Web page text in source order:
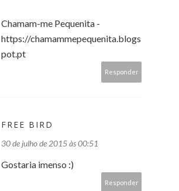
Chamam-me Pequenita -
https://chamammepequenita.blogs
pot.pt
Responder
FREE BIRD
30 de julho de 2015 às 00:51
Gostaria imenso :)
Responder